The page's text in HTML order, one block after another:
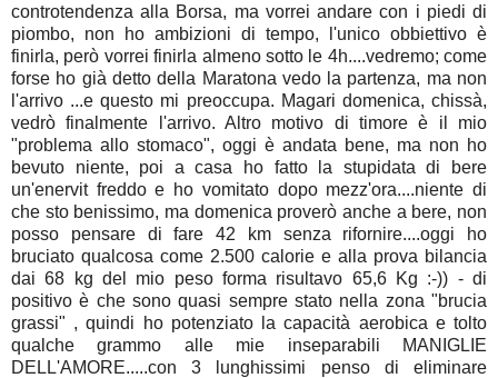
controtendenza alla Borsa, ma vorrei andare con i piedi di
piombo, non ho ambizioni di tempo, l'unico obbiettivo è
finirla, però vorrei finirla almeno sotto le 4h....vedremo; come
forse ho già detto della Maratona vedo la partenza, ma non
l'arrivo ...e questo mi preoccupa. Magari domenica, chissà,
vedrò finalmente l'arrivo. Altro motivo di timore è il mio
"problema allo stomaco", oggi è andata bene, ma non ho
bevuto niente, poi a casa ho fatto la stupidata di bere
un'enervit freddo e ho vomitato dopo mezz'ora....niente di
che sto benissimo, ma domenica proverò anche a bere, non
posso pensare di fare 42 km senza rifornire....oggi ho
bruciato qualcosa come 2.500 calorie e alla prova bilancia
dai 68 kg del mio peso forma risultavo 65,6 Kg :-)) - di
positivo è che sono quasi sempre stato nella zona "brucia
grassi" , quindi ho potenziato la capacità aerobica e tolto
qualche grammo alle mie inseparabili MANIGLIE
DELL'AMORE.....con 3 lunghissimi penso di eliminare